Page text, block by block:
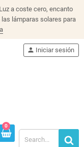
Luz a coste cero, encanto
lámparas solares para
person Iniciar sesión
0